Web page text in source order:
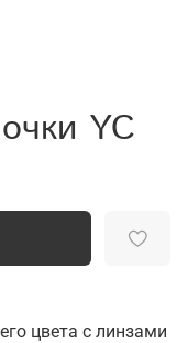
YC
цвета с линзами